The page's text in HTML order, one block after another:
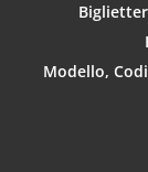
Modello,